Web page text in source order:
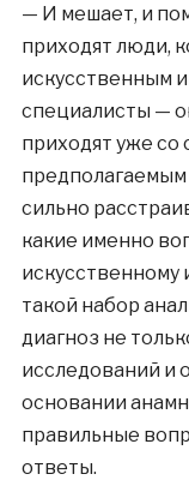
— И мешает, и
приходят люди,
искусственным
специалисты —
приходят уже со
предполагаемым
сильно
какие именно
искусственному
такой набор
диагноз не
исследований и
основании
правильные
ответы.